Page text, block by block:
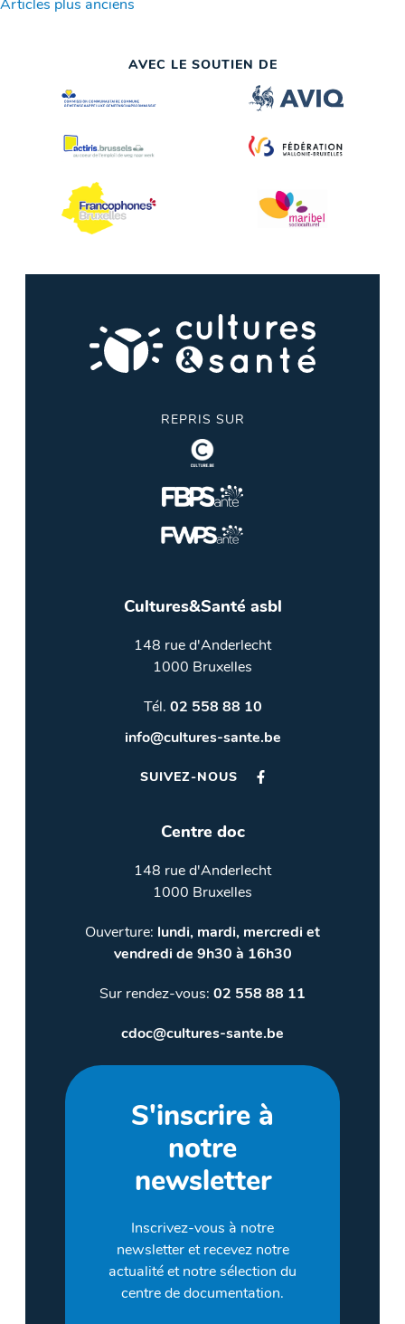
Navigation
articles
Articles plus anciens
AVEC LE SOUTIEN DE
REPRIS SUR
Cultures&Santé asbl
148 rue d'Anderlecht
1000 Bruxelles
Tél. 02 558 88 10
info@cultures-sante.be
SUIVEZ-NOUS
Centre doc
148 rue d'Anderlecht
1000 Bruxelles
Ouverture: lundi, mardi, mercredi et
vendredi de 9h30 à 16h30
Sur rendez-vous: 02 558 88 11
cdoc@cultures-sante.be
S'inscrire à
notre
newsletter
Inscrivez-vous à notre
newsletter et recevez notre
actualité et notre sélection du
centre de documentation.